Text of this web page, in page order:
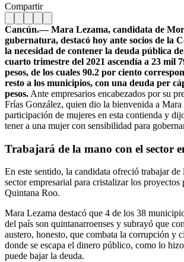
Compartir
Cancún.— Mara Lezama, candidata de
gubernatura, destacó hoy ante socios de la
la necesidad de contener la deuda pública
cuarto trimestre del 2021 ascendía a 23 mil
pesos, de los cuales 90.2 por ciento
resto a los municipios, con una deuda per
pesos. Ante empresarios encabezados por su
Frías González, quien dio la bienvenida a Mara
participación de mujeres en esta contienda y
tener a una mujer con sensibilidad para
Trabajará de la mano con el sector
En este sentido, la candidata ofreció trabajar de
sector empresarial para cristalizar los proyectos
Quintana Roo.
Mara Lezama destacó que 4 de los 38
del país son quintanarroenses y subrayó que
austero, honesto, que combata la corrupción y
donde se escapa el dinero público, como lo
puede bajar la deuda.